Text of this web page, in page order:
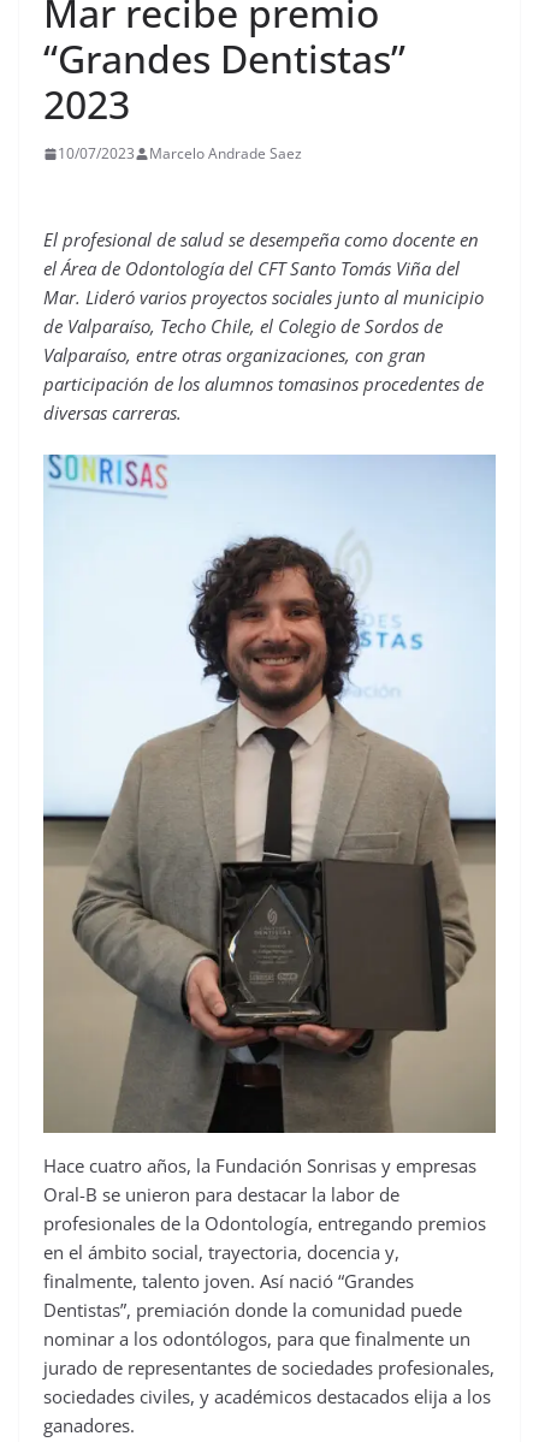
Mar recibe premio
“Grandes Dentistas”
2023
10/07/2023 Marcelo Andrade Saez
El profesional de salud se desempeña como docente en
el Área de Odontología del CFT Santo Tomás Viña del
Mar. Lideró varios proyectos sociales junto al municipio
de Valparaíso, Techo Chile, el Colegio de Sordos de
Valparaíso, entre otras organizaciones, con gran
participación de los alumnos tomasinos procedentes de
diversas carreras.
Hace cuatro años, la Fundación Sonrisas y empresas
Oral-B se unieron para destacar la labor de
profesionales de la Odontología, entregando premios
en el ámbito social, trayectoria, docencia y,
finalmente, talento joven. Así nació “Grandes
Dentistas”, premiación donde la comunidad puede
nominar a los odontólogos, para que finalmente un
jurado de representantes de sociedades profesionales,
sociedades civiles, y académicos destacados elija a los
ganadores.